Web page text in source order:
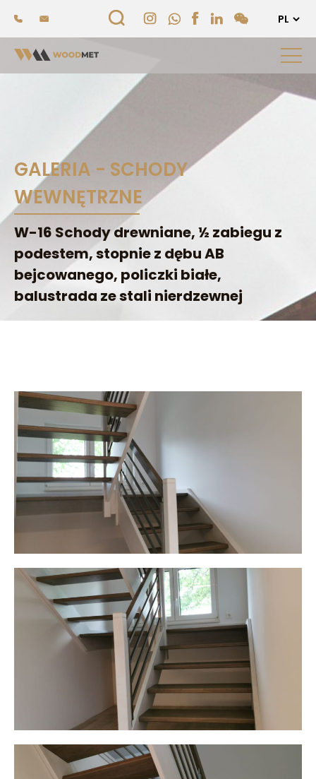
GALERIA - SCHODY
WEWNĘTRZNE
W-16 Schody drewniane, ½ zabiegu z
podestem, stopnie z dębu AB
bejcowanego, policzki białe,
balustrada ze stali nierdzewnej